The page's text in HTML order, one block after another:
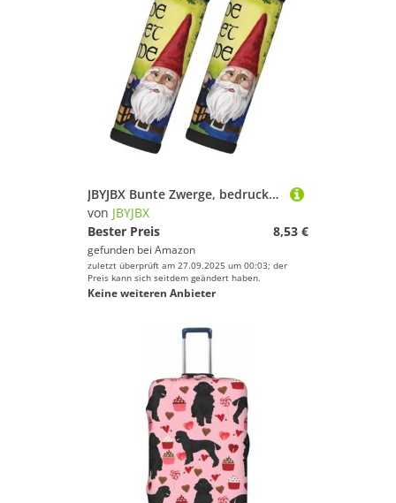
JBYJBX Bunte Zwerge, bedruckt, Stil und Funktionalität, für Gepäckgriff, rutschfester Griff, einfacher Komfort
von JBYJBX
Bester Preis
8,53 €
gefunden bei Amazon
zuletzt überprüft am 27.09.2025 um 00:03; der
Preis kann sich seitdem geändert haben.
Keine weiteren Anbieter